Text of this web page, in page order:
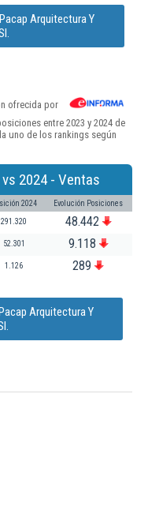
Arquitectura Y
ofrecida por
entre 2023 y 2024 de
uno de los rankings según
2024 - Ventas
2024 Evolución Posiciones
291.320 48.442
52.301 9.118
1.126 289
Arquitectura Y